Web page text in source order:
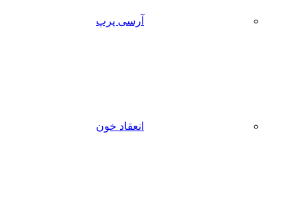
آرسی پرپ
انعقاد خون